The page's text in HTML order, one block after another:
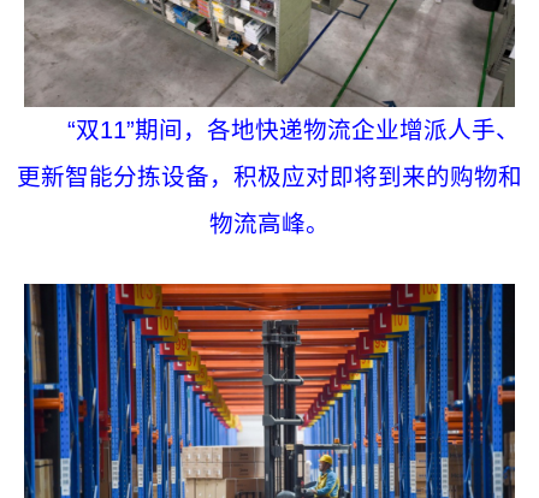
“双11”期间，各地快递物流企业增派人手、
更新智能分拣设备，积极应对即将到来的购物和
物流高峰。